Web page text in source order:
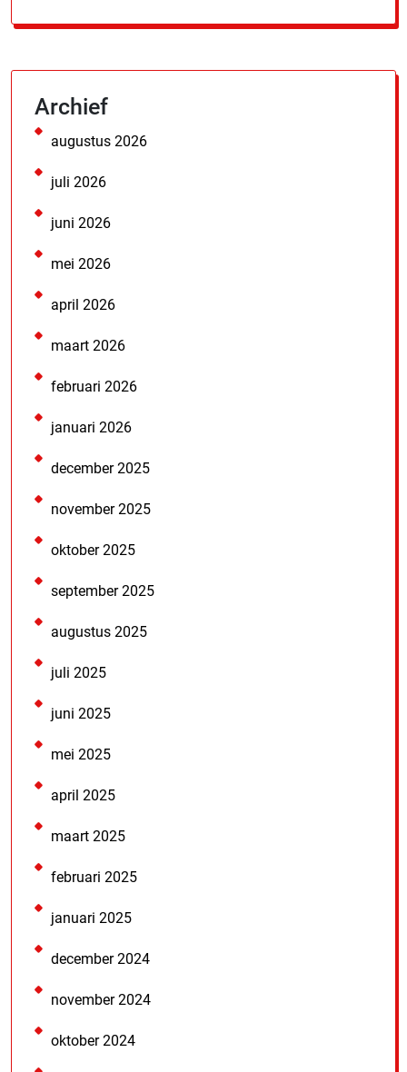
Archief
augustus 2026
juli 2026
juni 2026
mei 2026
april 2026
maart 2026
februari 2026
januari 2026
december 2025
november 2025
oktober 2025
september 2025
augustus 2025
juli 2025
juni 2025
mei 2025
april 2025
maart 2025
februari 2025
januari 2025
december 2024
november 2024
oktober 2024